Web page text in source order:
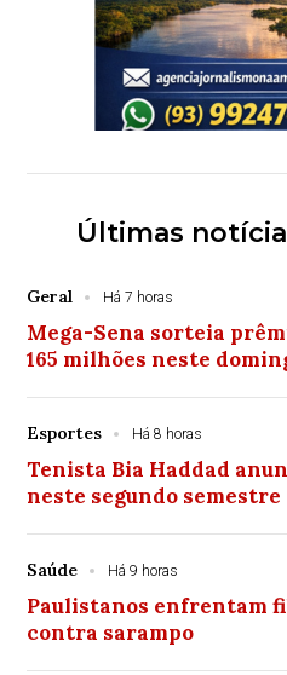
Últimas
Geral Há 7 horas
Mega-Sena sorteia
165 milhões neste
Esportes Há 8 horas
Tenista Bia Haddad
neste segundo semestre
Saúde Há 9 horas
Paulistanos enfrentam
contra sarampo